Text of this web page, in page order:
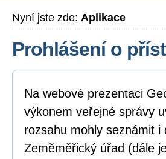
Nyní jste zde: Aplikace
Prohlášení o
Na webové prezentaci
výkonem veřejné správy
rozsahu mohly seznámit
Zeměměřický úřad (dále